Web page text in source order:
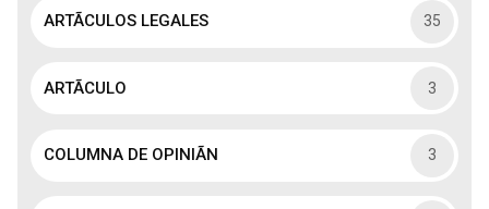
ARTÃCULOS LEGALES 35
ARTÃCULO 3
COLUMNA DE OPINIÃN 3